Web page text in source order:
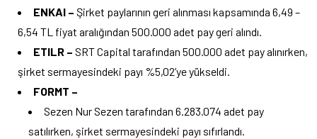
ENKAI – Şirket paylarının geri alınması kapsamında 6,49 –
6,54 TL fiyat aralığından 500.000 adet pay geri alındı.
ETILR – SRT Capital tarafından 500.000 adet pay alınırken,
şirket sermayesindeki payı %5,02’ye yükseldi.
FORMT –
Sezen Nur Sezen tarafından 6.283.074 adet pay
satılırken, şirket sermayesindeki payı sıfırlandı.